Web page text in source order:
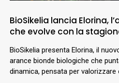
BioSikelia lancia Elorina,
che evolve con la
BioSikelia presenta Elorina, il
arance bionde biologiche che
dinamica, pensata per